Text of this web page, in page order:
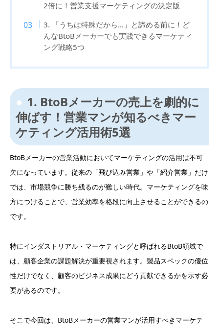
2倍に！営業支援マーケティングの決定版
3. 「うちは特殊だから…」と諦める前に！ど
んなBtoBメーカーでも実践できるマーケティ
ング戦略5つ
1. BtoBメーカーの売上を劇的に
伸ばす！営業マンが知るべきマー
ケティング活用術5選
BtoBメーカーの営業活動においてマーケティングの活用は不可
欠になっています。従来の「飛び込み営業」や「紹介営業」だけ
では、市場競争に勝ち残るのが難しい時代。マーケティングを味
方につけることで、営業効率を格段に向上させることができるの
です。
特にインダストリアル・マーケティングと呼ばれるBtoB領域で
は、顧客企業の課題解決が重要視されます。製品スペックの優位
性だけでなく、顧客のビジネス成果にどう貢献できるかを示す必
要があるのです。
そこで今回は、BtoBメーカーの営業マンが活用すべきマーケテ